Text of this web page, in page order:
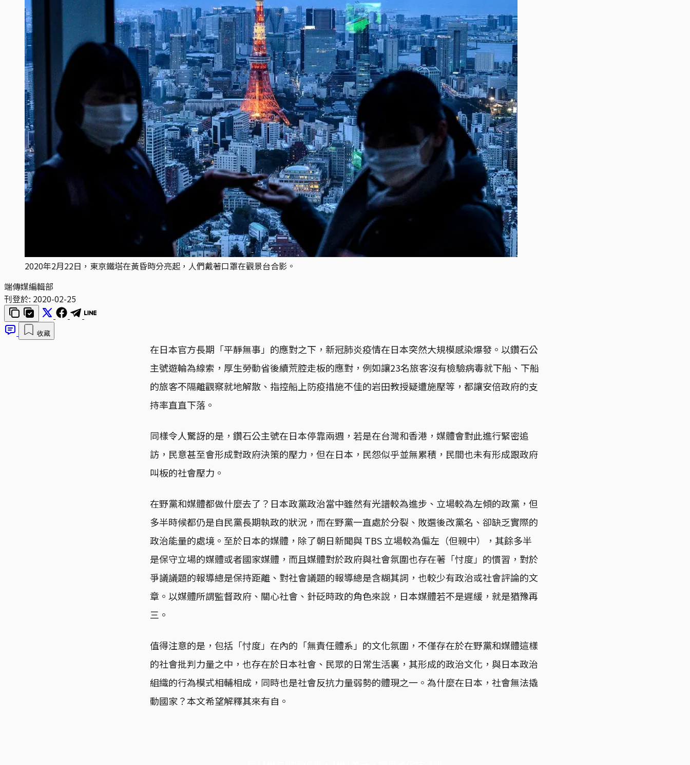
2020年2月22日，東京鐵塔在黃昏時分亮起，人們戴著口罩在觀景台合影。
端傳媒編輯部
刊登於: 2020-02-25
收藏
在日本官方長期「平靜無事」的應對之下，新冠肺炎疫情在日本突然大規模感染爆發。以鑽石公
主號遊輪為線索，厚生勞動省後續荒腔走板的應對，例如讓23名旅客沒有檢驗病毒就下船、下船
的旅客不隔離觀察就地解散、指控船上防疫措施不佳的岩田教授疑遭施壓等，都讓安倍政府的支
持率直直下落。
同樣令人驚訝的是，鑽石公主號在日本停靠兩週，若是在台灣和香港，媒體會對此進行緊密追
訪，民意甚至會形成對政府決策的壓力，但在日本，民怨似乎並無累積，民間也未有形成跟政府
叫板的社會壓力。
在野黨和媒體都做什麼去了？日本政黨政治當中雖然有光譜較為進步、立場較為左傾的政黨，但
多半時候都仍是自民黨長期執政的狀況，而在野黨一直處於分裂、敗選後改黨名、卻缺乏實際的
政治能量的處境。至於日本的媒體，除了朝日新聞與 TBS 立場較為偏左（但親中），其餘多半
是保守立場的媒體或者國家媒體，而且媒體對於政府與社會氛圍也存在著「忖度」的慣習，對於
爭議議題的報導總是保持距離、對社會議題的報導總是含糊其詞，也較少有政治或社會評論的文
章。以媒體所謂監督政府、關心社會、針砭時政的角色來說，日本媒體若不是遲緩，就是猶豫再
三。
值得注意的是，包括「忖度」在內的「無責任體系」的文化氛圍，不僅存在於在野黨和媒體這樣
的社會批判力量之中，也存在於日本社會、民眾的日常生活裏，其形成的政治文化，與日本政治
組織的行為模式相輔相成，同時也是社會反抗力量弱勢的體現之一。為什麼在日本，社會無法撬
動國家？本文希望解釋其來有自。